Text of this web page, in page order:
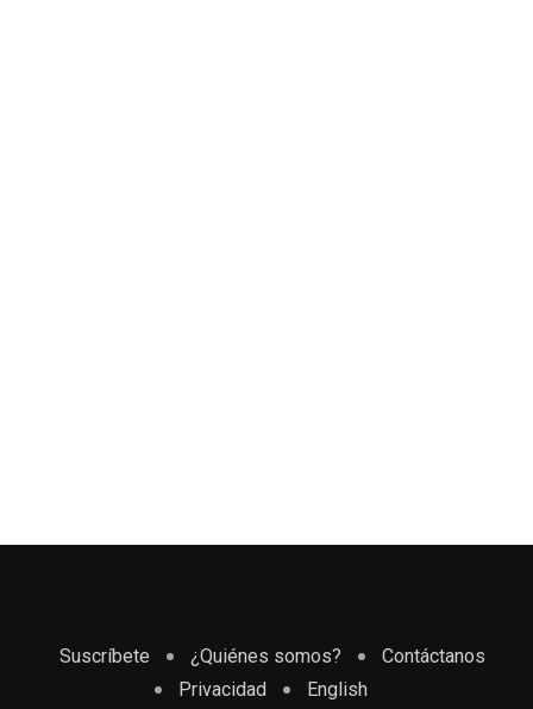
Suscríbete ¿Quiénes somos?
Contáctanos
Privacidad
English